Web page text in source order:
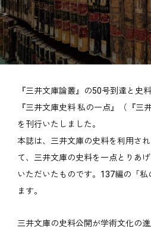
『三井文庫論叢』の50号到達と史
『三井文庫史料 私の一点』（『三
を刊行いたしました。
本誌は、三井文庫の史料を利用さ
て、三井文庫の史料を一点とりあ
いただいたものです。137編の「私
ます。
三井文庫の史料公開が学術文化の